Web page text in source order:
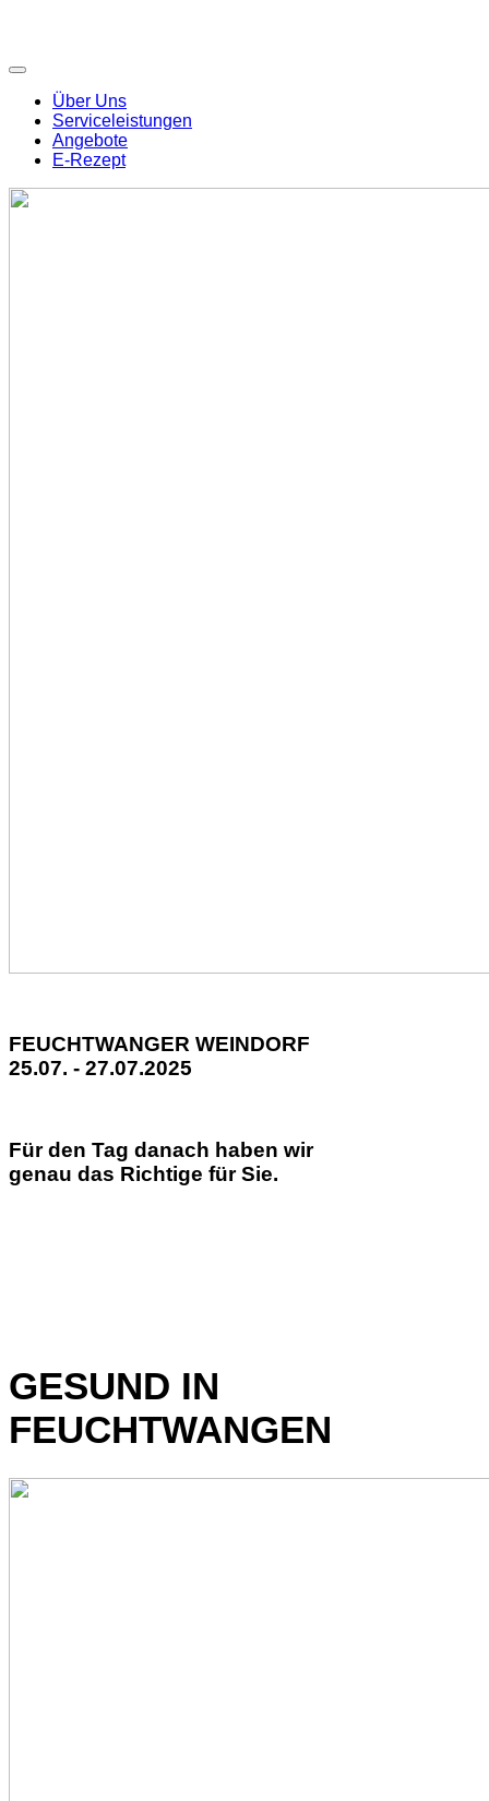
Über Uns
Serviceleistungen
Angebote
E-Rezept
FEUCHTWANGER WEINDORF
25.07. - 27.07.2025
Für den Tag danach haben wir
genau das Richtige für Sie.
GESUND IN
FEUCHTWANGEN